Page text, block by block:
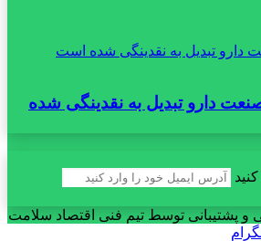
صنعت دارو تبدیل به نقدینگی شده
و پشتیبانی توسط تیم فنی اقتصاد سلامت